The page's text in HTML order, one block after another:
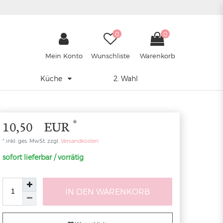
Mein Konto
0
Wunschliste
0
Warenkorb
Küche 2. Wahl
10,50 EUR *
* inkl. ges. MwSt. zzgl. Versandkosten
sofort lieferbar / vorrätig
IN DEN WARENKORB